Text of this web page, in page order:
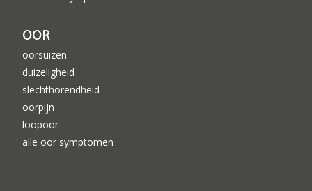
OOR
oorsuizen
duizeligheid
slechthorendheid
oorpijn
loopoor
alle oor symptomen